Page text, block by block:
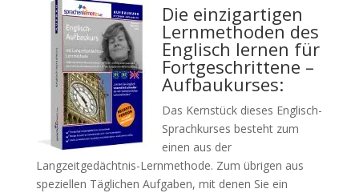
Die einzigartigen
Lernmethoden des
Englisch lernen für
Fortgeschrittene –
Aufbaukurses:
Das Kernstück dieses Englisch-
Sprachkurses besteht zum
einen aus der
Langzeitgedächtnis-Lernmethode. Zum übrigen aus
speziellen Täglichen Aufgaben, mit denen Sie ein